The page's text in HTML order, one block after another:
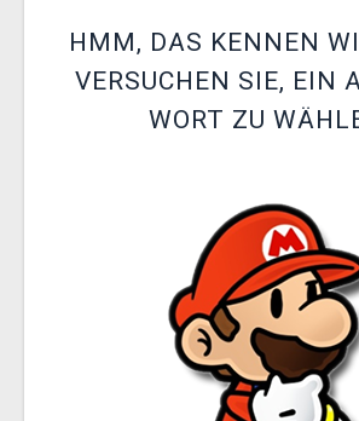
XZONE CLUB
HMM, DAS KENNEN
VERSUCHEN SIE, EIN
WORT ZU